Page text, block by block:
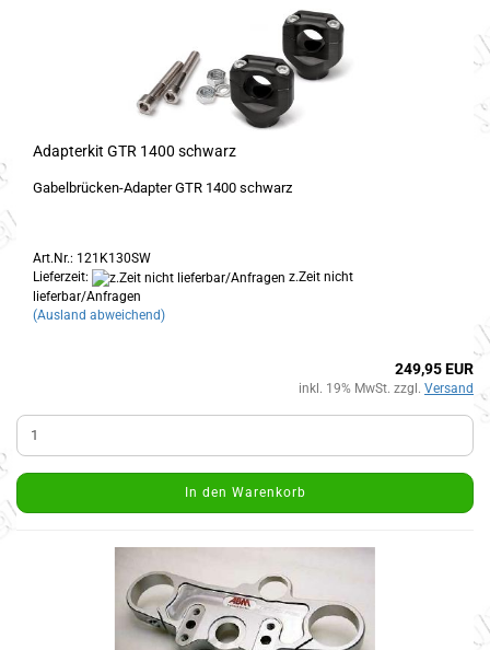
Adapterkit GTR 1400 schwarz
Gabelbrücken-Adapter GTR 1400 schwarz
Art.Nr.: 121K130SW
Lieferzeit:
z.Zeit nicht
lieferbar/Anfragen
(Ausland abweichend)
249,95 EUR
inkl. 19% MwSt. zzgl. Versand
In den Warenkorb